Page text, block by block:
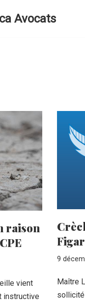
Avocats
raison
vient
instructive
9
Maître
sollicité